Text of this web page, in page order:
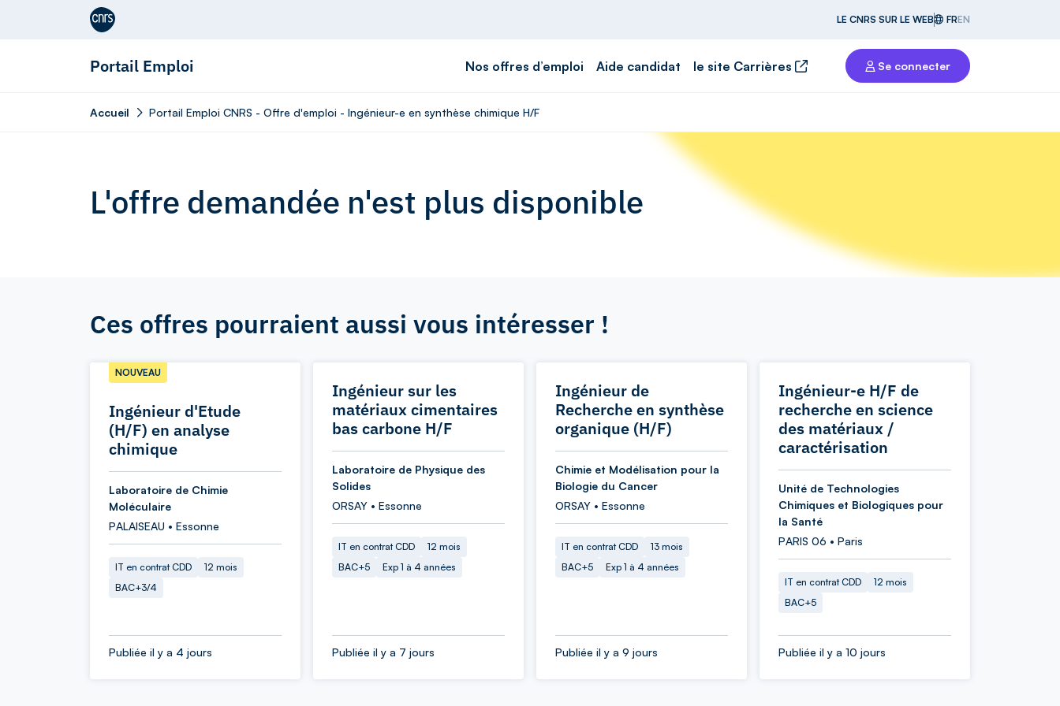
Aller au contenu
LE CNRS SUR LE WEB FREN
Portail Emploi Nos offres d’emploi Aide candidat le site Carrières Se connecter
Accueil Portail Emploi CNRS - Offre d'emploi - Ingénieur-e en synthèse chimique H/F
L'offre demandée n'est plus disponible
Ces offres pourraient aussi vous intéresser !
Ingénieur d'Etude
(H/F) en analyse
chimique
NOUVEAU
Laboratoire de Chimie
Moléculaire
PALAISEAU • Essonne
IT en contrat CDD
12 mois
BAC+3/4
Publiée il y a 4 jours
Ingénieur sur les
matériaux cimentaires
bas carbone H/F
Laboratoire de Physique des
Solides
ORSAY • Essonne
IT en contrat CDD
12 mois
BAC+5
Exp 1 à 4 années
Publiée il y a 7 jours
Ingénieur de
Recherche en synthèse
organique (H/F)
Chimie et Modélisation pour la
Biologie du Cancer
ORSAY • Essonne
IT en contrat CDD
13 mois
BAC+5
Exp 1 à 4 années
Publiée il y a 9 jours
Ingénieur-e H/F de
recherche en science
des matériaux /
caractérisation
Unité de Technologies
Chimiques et Biologiques pour
la Santé
PARIS 06 • Paris
IT en contrat CDD
12 mois
BAC+5
Publiée il y a 10 jours